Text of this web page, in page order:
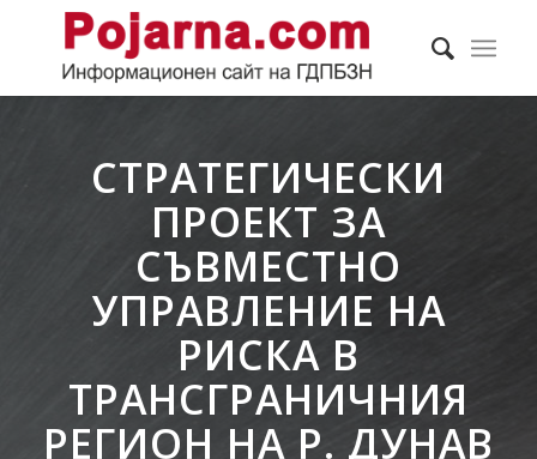
СТРАТЕГИЧЕСКИ
ПРОЕКТ ЗА
СЪВМЕСТНО
УПРАВЛЕНИЕ НА
РИСКА В
ТРАНСГРАНИЧНИЯ
РЕГИОН НА Р. ДУНАВ